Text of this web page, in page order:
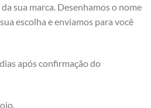
sua marca. Desenhamos o nome
escolha e enviamos para você
após confirmação do